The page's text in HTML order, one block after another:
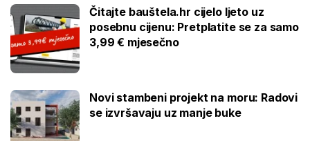
Čitajte bauštela.hr cijelo ljeto uz
posebnu cijenu: Pretplatite se za samo
3,99 € mjesečno
Novi stambeni projekt na moru: Radovi
se izvršavaju uz manje buke